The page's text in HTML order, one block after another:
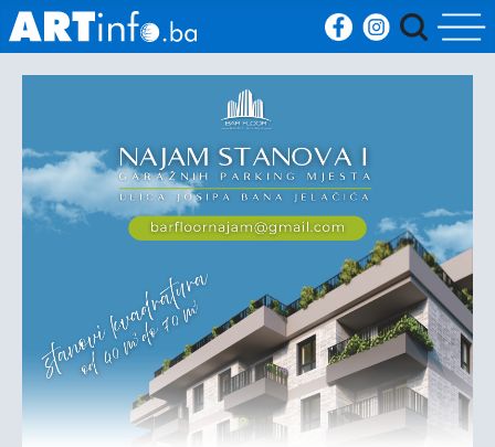
Vijesti
Sport
Crna
kronika
Politika